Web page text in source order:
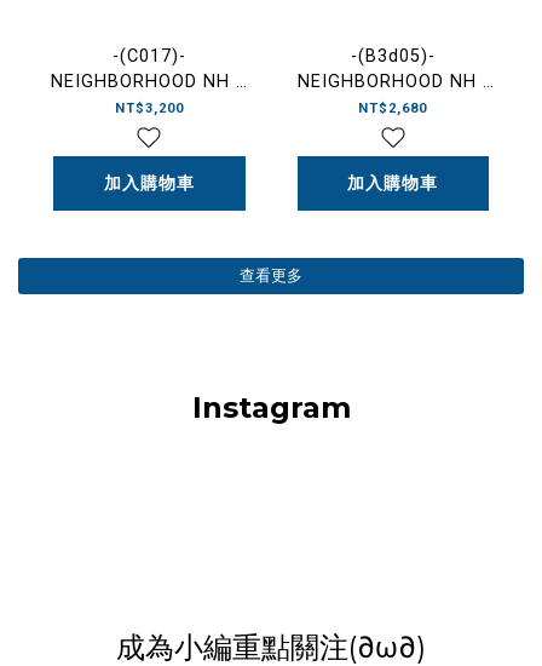
-(C017)-
NEIGHBORHOOD NH X
FOLBOT .
WATERPROOF DRY
BAG 防水包 黑
色-2617975N-AC05
NT$3,200
加入購物車
-(B3d05)-
NEIGHBORHOOD NH .
TEE SS-15 龐克字體 短
Ｔ 黑色- 261PCNH-
ST15
NT$2,680
加入購物車
查看更多
Instagram
成為小編重點關注(∂ω∂)